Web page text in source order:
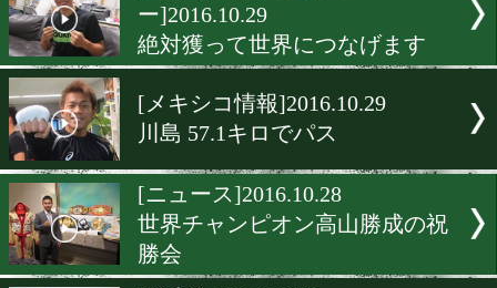
ボクシングの素晴らしさを
る
[非公開スパー]2016.10.29
トップ選手が横浜で激しく
合った
[山中竜也インタビュ
ー]2016.10.29